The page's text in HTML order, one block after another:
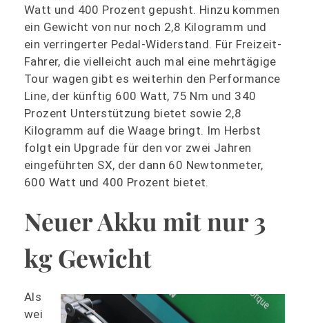
Watt und 400 Prozent gepusht. Hinzu kommen
ein Gewicht von nur noch 2,8 Kilogramm und
ein verringerter Pedal-Widerstand. Für Freizeit-
Fahrer, die vielleicht auch mal eine mehrtägige
Tour wagen gibt es weiterhin den Performance
Line, der künftig 600 Watt, 75 Nm und 340
Prozent Unterstützung bietet sowie 2,8
Kilogramm auf die Waage bringt. Im Herbst
folgt ein Upgrade für den vor zwei Jahren
eingeführten SX, der dann 60 Newtonmeter,
600 Watt und 400 Prozent bietet.
Neuer Akku mit nur 3
kg Gewicht
Als
wei